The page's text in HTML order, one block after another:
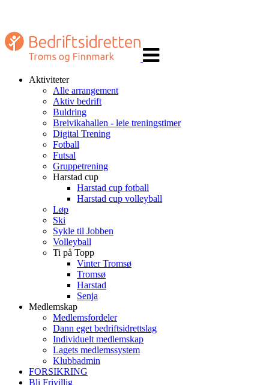
navigasjon
Aktiviteter
Alle arrangement
Aktiv bedrift
Buldring
Breivikahallen - leie treningstimer
Digital Trening
Fotball
Futsal
Gruppetrening
Harstad cup
Harstad cup fotball
Harstad cup volleyball
Løp
Ski
Sykle til Jobben
Volleyball
Ti på Topp
Vinter Tromsø
Tromsø
Harstad
Senja
Medlemskap
Medlemsfordeler
Dann eget bedriftsidrettslag
Individuelt medlemskap
Lagets medlemssystem
Klubbadmin
FORSIKRING
Bli Frivillig